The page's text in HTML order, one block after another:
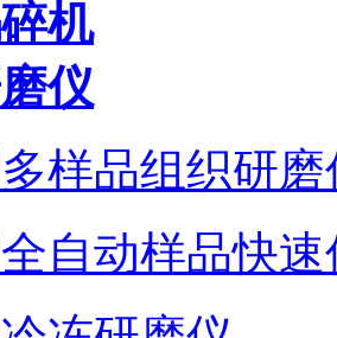
机
仪
样品组织研磨
自动样品快速